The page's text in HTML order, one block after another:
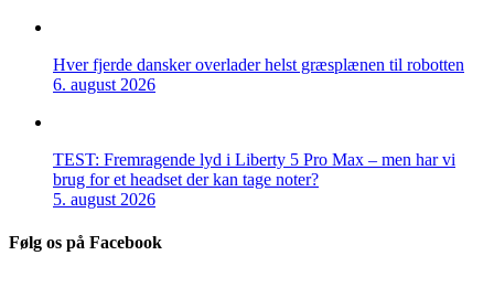
Hver fjerde dansker overlader helst græsplænen til robotten
6. august 2026
TEST: Fremragende lyd i Liberty 5 Pro Max – men har vi
brug for et headset der kan tage noter?
5. august 2026
Følg os på Facebook